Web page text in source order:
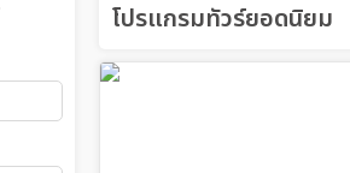
โปรแกรมทัวร์ยอดนิยม